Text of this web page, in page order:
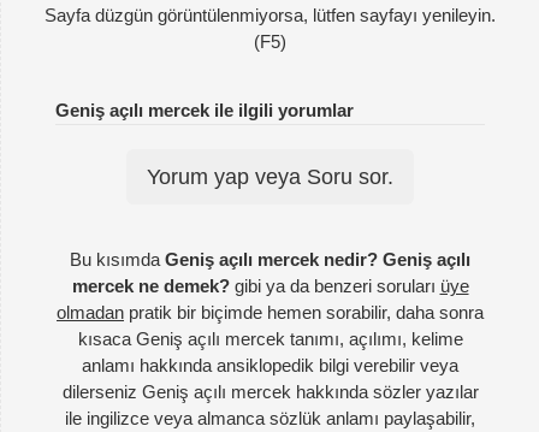
Sayfa düzgün görüntülenmiyorsa, lütfen sayfayı yenileyin.
(F5)
Geniş açılı mercek ile ilgili yorumlar
Yorum yap veya Soru sor.
Bu kısımda Geniş açılı mercek nedir? Geniş açılı
mercek ne demek?gibi ya da benzeri soruları üye
olmadan pratik bir biçimde hemen sorabilir, daha sonra
kısaca Geniş açılı mercek tanımı, açılımı, kelime
anlamı hakkında ansiklopedik bilgi verebilir veya
dilerseniz Geniş açılı mercek hakkında sözler yazılar
ile ingilizce veya almanca sözlük anlamı paylaşabilir,